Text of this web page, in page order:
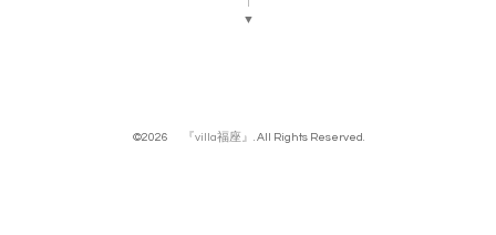
▼
©2026 『villa福座』 . All Rights Reserved.